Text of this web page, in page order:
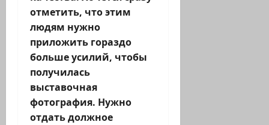
отметить, что этим
людям нужно
приложить гораздо
больше усилий, чтобы
получилась
выставочная
фотография. Нужно
отдать должное